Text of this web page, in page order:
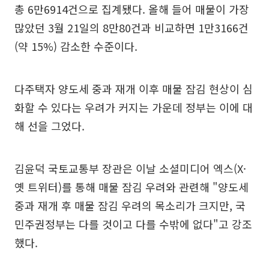
총 6만6914건으로 집계됐다. 올해 들어 매물이 가장
많았던 3월 21일의 8만80건과 비교하면 1만3166건
(약 15%) 감소한 수준이다.
다주택자 양도세 중과 재개 이후 매물 잠김 현상이 심
화할 수 있다는 우려가 커지는 가운데 정부는 이에 대
해 선을 그었다.
김윤덕 국토교통부 장관은 이날 소셜미디어 엑스(X·
옛 트위터)를 통해 매물 잠김 우려와 관련해 "양도세
중과 재개 후 매물 잠김 우려의 목소리가 크지만, 국
민주권정부는 다를 것이고 다를 수밖에 없다"고 강조
했다.